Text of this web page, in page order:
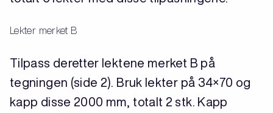
Lekter merket B
Tilpass deretter lektene merket B på
tegningen (side 2). Bruk lekter på 34×70 og
kapp disse 2000 mm, totalt 2 stk. Kapp